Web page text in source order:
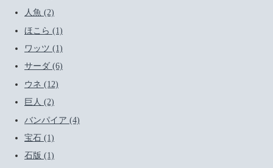
人魚 (2)
ほこら (1)
ワッツ (1)
サーダ (6)
ウネ (12)
巨人 (2)
バンパイア (4)
宝石 (1)
石版 (1)